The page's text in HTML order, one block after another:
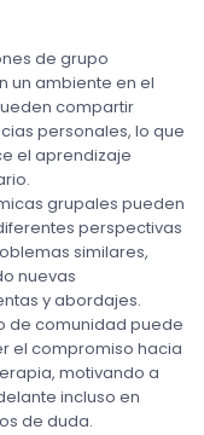
de grupo
un ambiente en el
compartir
personales, lo que
el aprendizaje
grupales pueden
perspectivas
similares,
nuevas
y abordajes.
de comunidad puede
el compromiso hacia
motivando a
incluso en
de duda.